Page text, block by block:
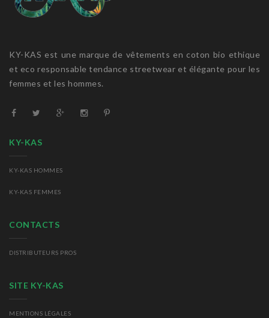
KY-KAS est une marque de vêtements en coton bio ethique
et eco responsable tendance streetwear et élégante pour les
femmes et les hommes.
KY-KAS
KY-KAS HOMMES
KY-KAS FEMMES
CONTACTS
DISTRIBUTEURS PROS
SITE KY-KAS
MENTIONS LÉGALES